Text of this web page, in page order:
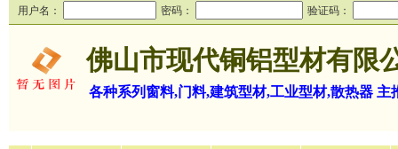
用户名： 密码： 验证码：
佛山市现代铜铝型材有限
各种系列窗料,门料,建筑型材,工业型材,散热器 主